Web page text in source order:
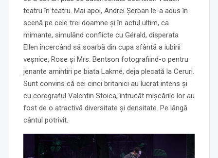
teatru în teatru. Mai apoi, Andrei Șerban le-a adus în
scenă pe cele trei doamne și în actul ultim, ca
mimante, simulând conflicte cu Gérald, disperata
Ellen încercând să soarbă din cupa sfântă a iubirii
veșnice, Rose și Mrs. Bentson fotografiind-o pentru
jenante amintiri pe biata Lakmé, deja plecată la Ceruri.
Sunt convins că cei cinci britanici au lucrat intens și
cu coregraful Valentin Stoica, întrucât mișcările lor au
fost de o atractivă diversitate și densitate. Pe lângă
cântul potrivit.